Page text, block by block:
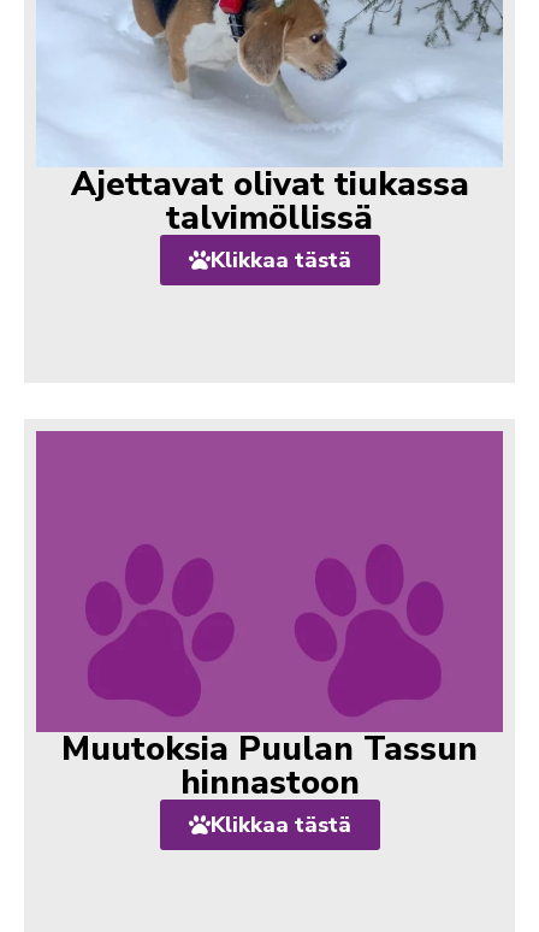
Ajettavat olivat tiukassa
talvimöllissä
Klikkaa tästä
Muutoksia Puulan Tassun
hinnastoon
Klikkaa tästä